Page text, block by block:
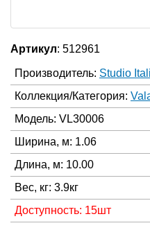
Артикул: 512961
Производитель: Studio
Коллекция/Категория:
Модель: VL30006
Ширина, м: 1.06
Длина, м: 10.00
Вес, кг: 3.9кг
Доступность: 15шт